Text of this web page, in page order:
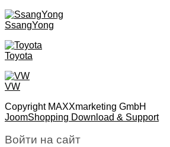
SsangYong
Toyota
VW
Copyright MAXXmarketing GmbH
JoomShopping Download & Support
Войти на сайт